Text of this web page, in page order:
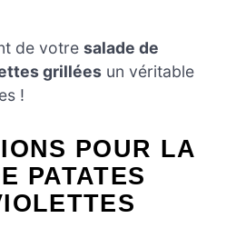
de votre salade de
grillées un véritable
!
POUR LA
PATATES